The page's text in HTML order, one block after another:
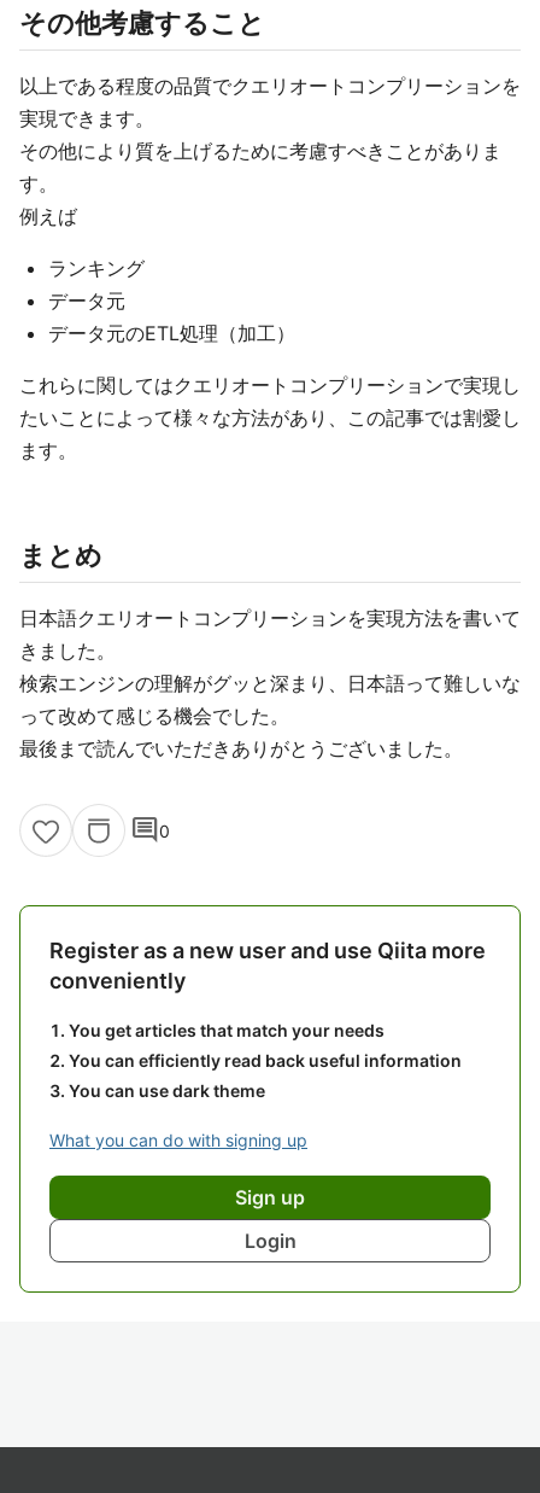
その他考慮すること
以上である程度の品質でクエリオートコンプリーションを
実現できます。
その他により質を上げるために考慮すべきことがありま
す。
例えば
ランキング
データ元
データ元のETL処理（加工）
これらに関してはクエリオートコンプリーションで実現し
たいことによって様々な方法があり、この記事では割愛し
ます。
まとめ
日本語クエリオートコンプリーションを実現方法を書いて
きました。
検索エンジンの理解がグッと深まり、日本語って難しいな
って改めて感じる機会でした。
最後まで読んでいただきありがとうございました。
comment0
Register as a new user and use Qiita more
conveniently
You get articles that match your needs
You can efficiently read back useful information
You can use dark theme
What you can do with signing up
Sign up
Login